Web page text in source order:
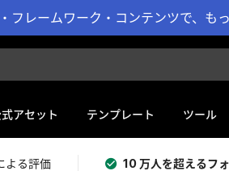
フレームワーク・コンテンツで、も
アセット テンプレート ツール
よる評価 10 万人を超えるフ